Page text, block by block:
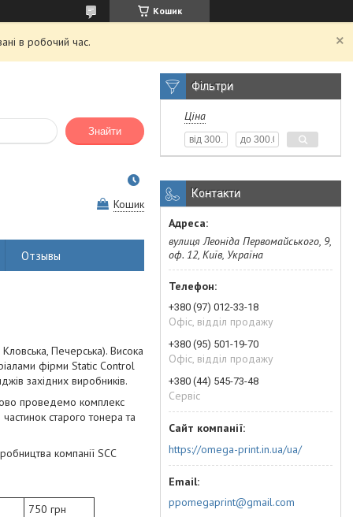
Кошик
в робочий час.
Знайти
Кошик
Отзывы
Печерська). Висока
фірми Static Control
західних виробників.
проведемо комплекс
старого тонера та
компанії SCC
750 грн
Фільтри
Ціна
Контакти
вулиця Леоніда Первомайського, 9,
оф. 12, Київ, Україна
+380 (97) 012-33-18
Офіс, відділ продажу
+380 (95) 501-19-70
Офіс, відділ продажу
+380 (44) 545-73-48
Сервіс
https://omega-print.in.ua/ua/
ppomegaprint@gmail.com